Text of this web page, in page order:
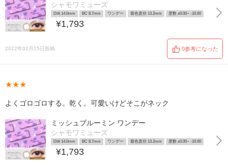
シャモワミューズ
DIA 14.0mm BC 8.7mm ワンデー 着色直径 13.2mm 度数 ±0.00~ -10.00
¥1,793
2022年02月15日投稿 0参考になった
★★★
よくゴロゴロする。乾く。可愛いけどそこがネック
ミッシュブルーミン ワンデー
シャモワミューズ
DIA 14.0mm BC 8.7mm ワンデー 着色直径 13.2mm 度数 ±0.00~ -10.00
¥1,793